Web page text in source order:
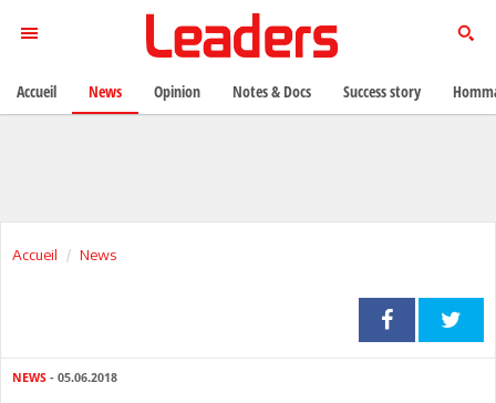
Accueil News
NEWS - 05.06.2018
Accueil News Opinion Notes & Docs Success story